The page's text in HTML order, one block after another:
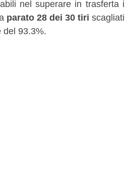
nel superare in trasferta i
parato 28 dei 30 tiri scagliati
del 93.3%.